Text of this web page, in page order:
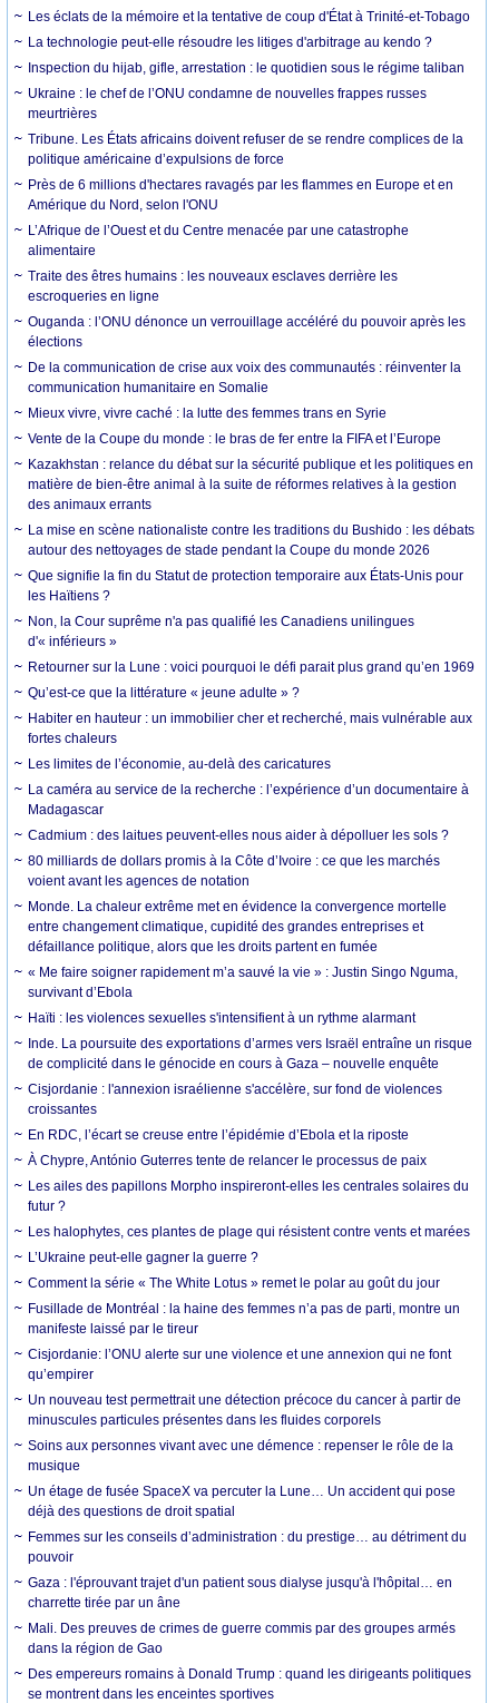
Les éclats de la mémoire et la tentative de coup d'État à Trinité-et-Tobago
La technologie peut-elle résoudre les litiges d'arbitrage au kendo ?
Inspection du hijab, gifle, arrestation : le quotidien sous le régime taliban
Ukraine : le chef de l’ONU condamne de nouvelles frappes russes
meurtrières
Tribune. Les États africains doivent refuser de se rendre complices de la
politique américaine d’expulsions de force
Près de 6 millions d'hectares ravagés par les flammes en Europe et en
Amérique du Nord, selon l'ONU
L’Afrique de l’Ouest et du Centre menacée par une catastrophe
alimentaire
Traite des êtres humains : les nouveaux esclaves derrière les
escroqueries en ligne
Ouganda : l’ONU dénonce un verrouillage accéléré du pouvoir après les
élections
De la communication de crise aux voix des communautés : réinventer la
communication humanitaire en Somalie
Mieux vivre, vivre caché : la lutte des femmes trans en Syrie
Vente de la Coupe du monde : le bras de fer entre la FIFA et l’Europe
Kazakhstan : relance du débat sur la sécurité publique et les politiques en
matière de bien-être animal à la suite de réformes relatives à la gestion
des animaux errants
La mise en scène nationaliste contre les traditions du Bushido : les débats
autour des nettoyages de stade pendant la Coupe du monde 2026
Que signifie la fin du Statut de protection temporaire aux États-Unis pour
les Haïtiens ?
Non, la Cour suprême n'a pas qualifié les Canadiens unilingues
d'« inférieurs »
Retourner sur la Lune : voici pourquoi le défi parait plus grand qu’en 1969
Qu’est-ce que la littérature « jeune adulte » ?
Habiter en hauteur : un immobilier cher et recherché, mais vulnérable aux
fortes chaleurs
Les limites de l’économie, au-delà des caricatures
La caméra au service de la recherche : l’expérience d’un documentaire à
Madagascar
Cadmium : des laitues peuvent-elles nous aider à dépolluer les sols ?
80 milliards de dollars promis à la Côte d’Ivoire : ce que les marchés
voient avant les agences de notation
Monde. La chaleur extrême met en évidence la convergence mortelle
entre changement climatique, cupidité des grandes entreprises et
défaillance politique, alors que les droits partent en fumée
« Me faire soigner rapidement m’a sauvé la vie » : Justin Singo Nguma,
survivant d’Ebola
Haïti : les violences sexuelles s'intensifient à un rythme alarmant
Inde. La poursuite des exportations d’armes vers Israël entraîne un risque
de complicité dans le génocide en cours à Gaza – nouvelle enquête
Cisjordanie : l'annexion israélienne s'accélère, sur fond de violences
croissantes
En RDC, l’écart se creuse entre l’épidémie d’Ebola et la riposte
À Chypre, António Guterres tente de relancer le processus de paix
Les ailes des papillons Morpho inspireront-elles les centrales solaires du
futur ?
Les halophytes, ces plantes de plage qui résistent contre vents et marées
L’Ukraine peut-elle gagner la guerre ?
Comment la série « The White Lotus » remet le polar au goût du jour
Fusillade de Montréal : la haine des femmes n’a pas de parti, montre un
manifeste laissé par le tireur
Cisjordanie: l’ONU alerte sur une violence et une annexion qui ne font
qu’empirer
Un nouveau test permettrait une détection précoce du cancer à partir de
minuscules particules présentes dans les fluides corporels
Soins aux personnes vivant avec une démence : repenser le rôle de la
musique
Un étage de fusée SpaceX va percuter la Lune… Un accident qui pose
déjà des questions de droit spatial
Femmes sur les conseils d’administration : du prestige… au détriment du
pouvoir
Gaza : l'éprouvant trajet d'un patient sous dialyse jusqu'à l'hôpital… en
charrette tirée par un âne
Mali. Des preuves de crimes de guerre commis par des groupes armés
dans la région de Gao
Des empereurs romains à Donald Trump : quand les dirigeants politiques
se montrent dans les enceintes sportives